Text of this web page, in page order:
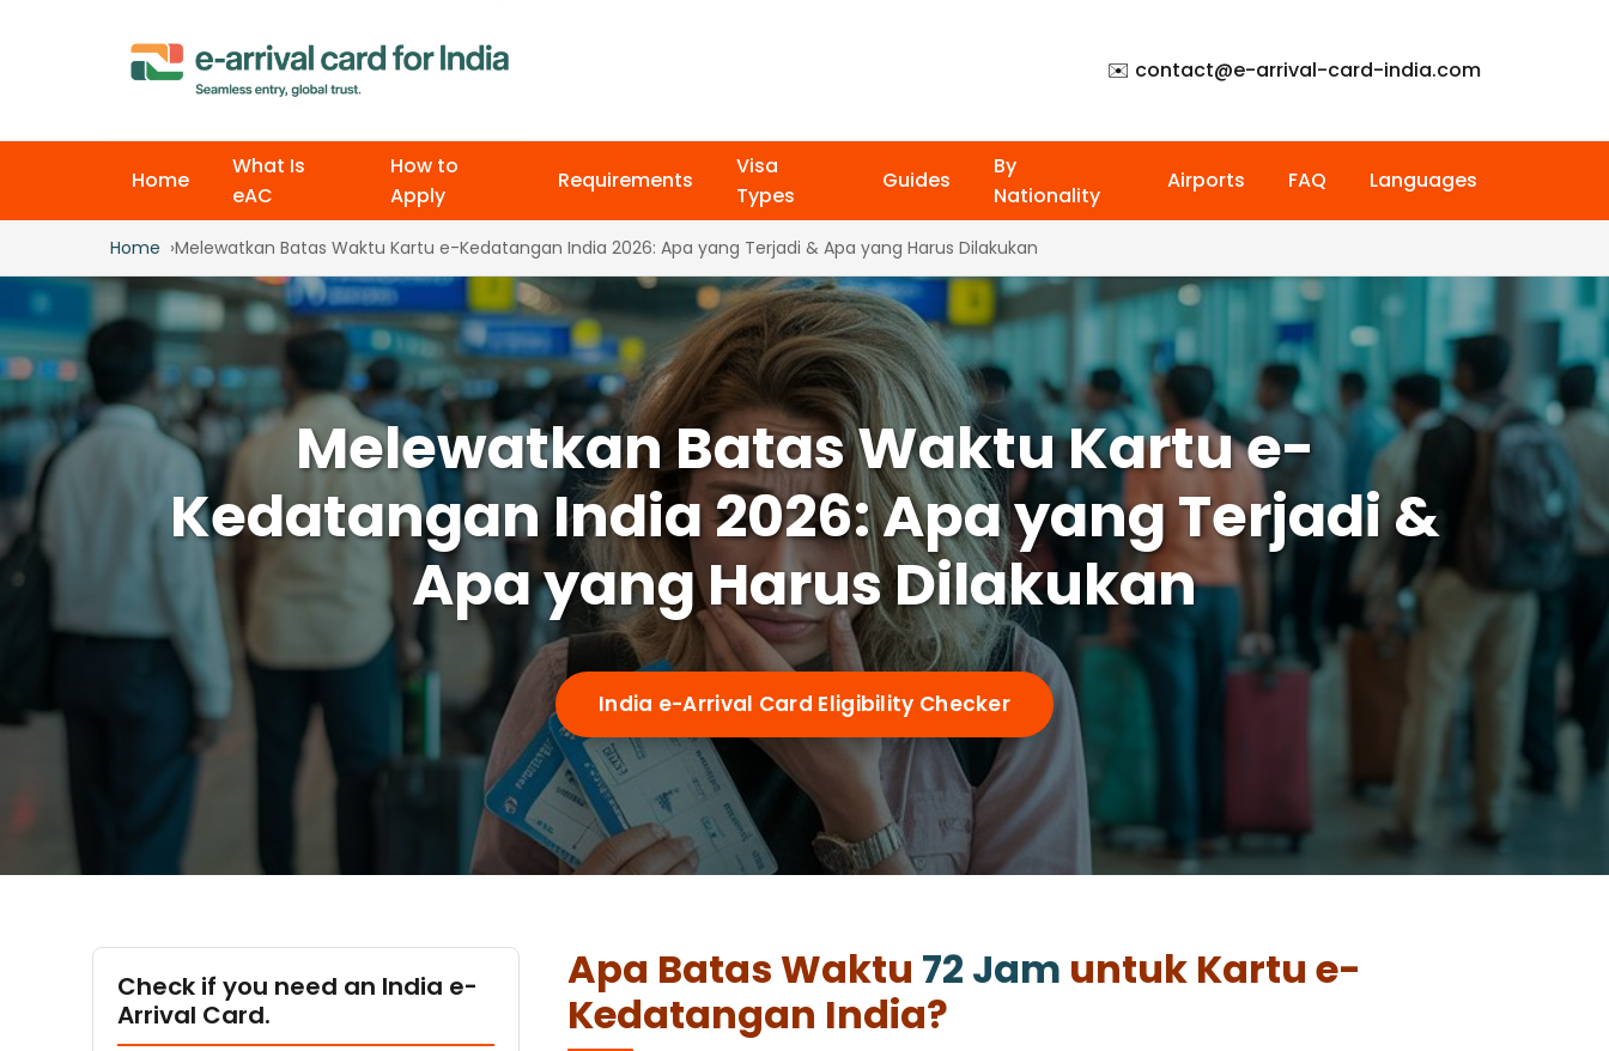
✉️ contact@e-arrival-card-india.com
Home
What Is
eAC
How to
Apply
Requirements
Visa
Types
Guides
By
Nationality
Airports FAQ Languages
Home Melewatkan Batas Waktu Kartu e-Kedatangan India 2026: Apa yang Terjadi & Apa yang Harus Dilakukan
Melewatkan Batas Waktu Kartu e-
Kedatangan India 2026: Apa yang Terjadi &
Apa yang Harus Dilakukan
India e-Arrival Card Eligibility Checker
Apa Batas Waktu 72 Jam untuk Kartu e-
Kedatangan India?
Check if you need an India e-
Arrival Card.